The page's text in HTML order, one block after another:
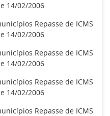
14/02/2006
Repasse de ICMS
14/02/2006
Repasse de ICMS
14/02/2006
Repasse de ICMS
14/02/2006
Repasse de ICMS